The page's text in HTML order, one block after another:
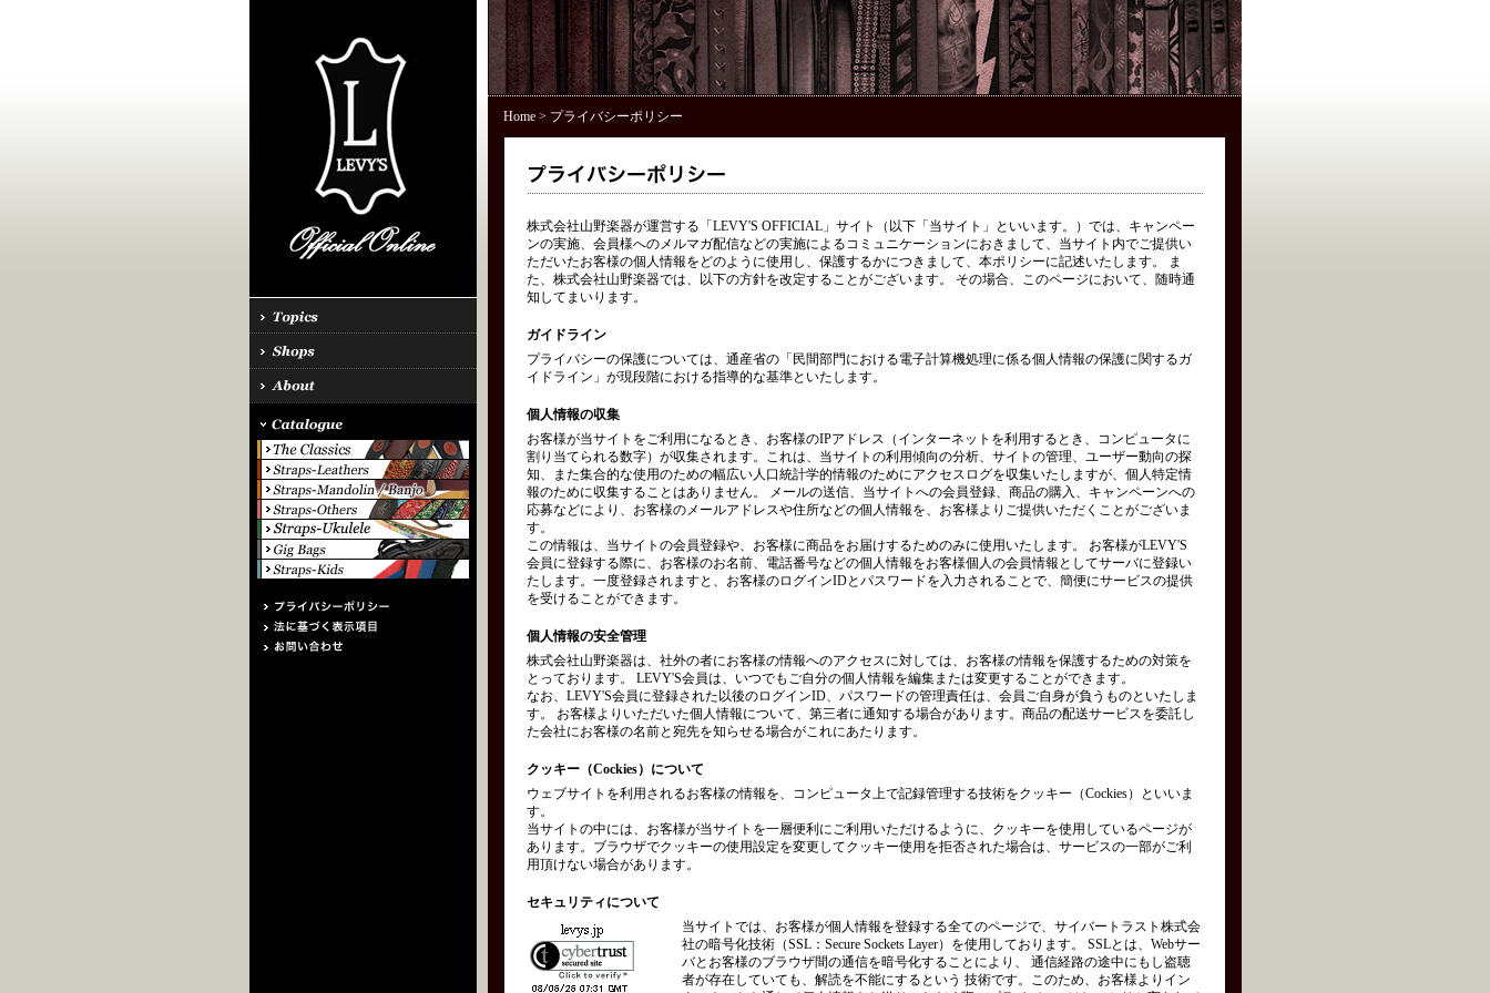
Home> プライバシーポリシー
株式会社山野楽器が運営する「LEVY'S OFFICIAL」サイト（以下「当サイト」といいます。）では、キャンペー
ンの実施、会員様へのメルマガ配信などの実施によるコミュニケーションにおきまして、当サイト内でご提供い
ただいたお客様の個人情報をどのように使用し、保護するかにつきまして、本ポリシーに記述いたします。 ま
た、株式会社山野楽器では、以下の方針を改定することがございます。 その場合、このページにおいて、随時通
知してまいります。
ガイドライン
プライバシーの保護については、通産省の「民間部門における電子計算機処理に係る個人情報の保護に関するガ
イドライン」が現段階における指導的な基準といたします。
個人情報の収集
お客様が当サイトをご利用になるとき、お客様のIPアドレス（インターネットを利用するとき、コンピュータに
割り当てられる数字）が収集されます。これは、当サイトの利用傾向の分析、サイトの管理、ユーザー動向の探
知、また集合的な使用のための幅広い人口統計学的情報のためにアクセスログを収集いたしますが、個人特定情
報のために収集することはありません。 メールの送信、当サイトへの会員登録、商品の購入、キャンペーンへの
応募などにより、お客様のメールアドレスや住所などの個人情報を、お客様よりご提供いただくことがございま
す。
この情報は、当サイトの会員登録や、お客様に商品をお届けするためのみに使用いたします。 お客様がLEVY'S
会員に登録する際に、お客様のお名前、電話番号などの個人情報をお客様個人の会員情報としてサーバに登録い
たします。一度登録されますと、お客様のログインIDとパスワードを入力されることで、簡便にサービスの提供
を受けることができます。
個人情報の安全管理
株式会社山野楽器は、社外の者にお客様の情報へのアクセスに対しては、お客様の情報を保護するための対策を
とっております。 LEVY'S会員は、いつでもご自分の個人情報を編集または変更することができます。
なお、LEVY'S会員に登録された以後のログインID、パスワードの管理責任は、会員ご自身が負うものといたしま
す。 お客様よりいただいた個人情報について、第三者に通知する場合があります。商品の配送サービスを委託し
た会社にお客様の名前と宛先を知らせる場合がこれにあたります。
クッキー（Cockies）について
ウェブサイトを利用されるお客様の情報を、コンピュータ上で記録管理する技術をクッキー（Cockies）といいま
す。
当サイトの中には、お客様が当サイトを一層便利にご利用いただけるように、クッキーを使用しているページが
あります。ブラウザでクッキーの使用設定を変更してクッキー使用を拒否された場合は、サービスの一部がご利
用頂けない場合があります。
セキュリティについて
当サイトでは、お客様が個人情報を登録する全てのページで、サイバートラスト株式会
社の暗号化技術（SSL：Secure Sockets Layer）を使用しております。 SSLとは、Webサー
バとお客様のブラウザ間の通信を暗号化することにより、 通信経路の途中にもし盗聴
者が存在していても、解読を不能にするという 技術です。このため、お客様よりイン